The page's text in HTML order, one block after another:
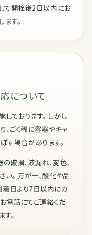
て開栓後2日以内にお
す。
について
ております。 しかし
、ごく稀に容器やキャ
す場合があります。
破損、液漏れ、変色、
い。 万が一、酸化や品
日より7日以内にカ
電話にてご連絡くだ
。